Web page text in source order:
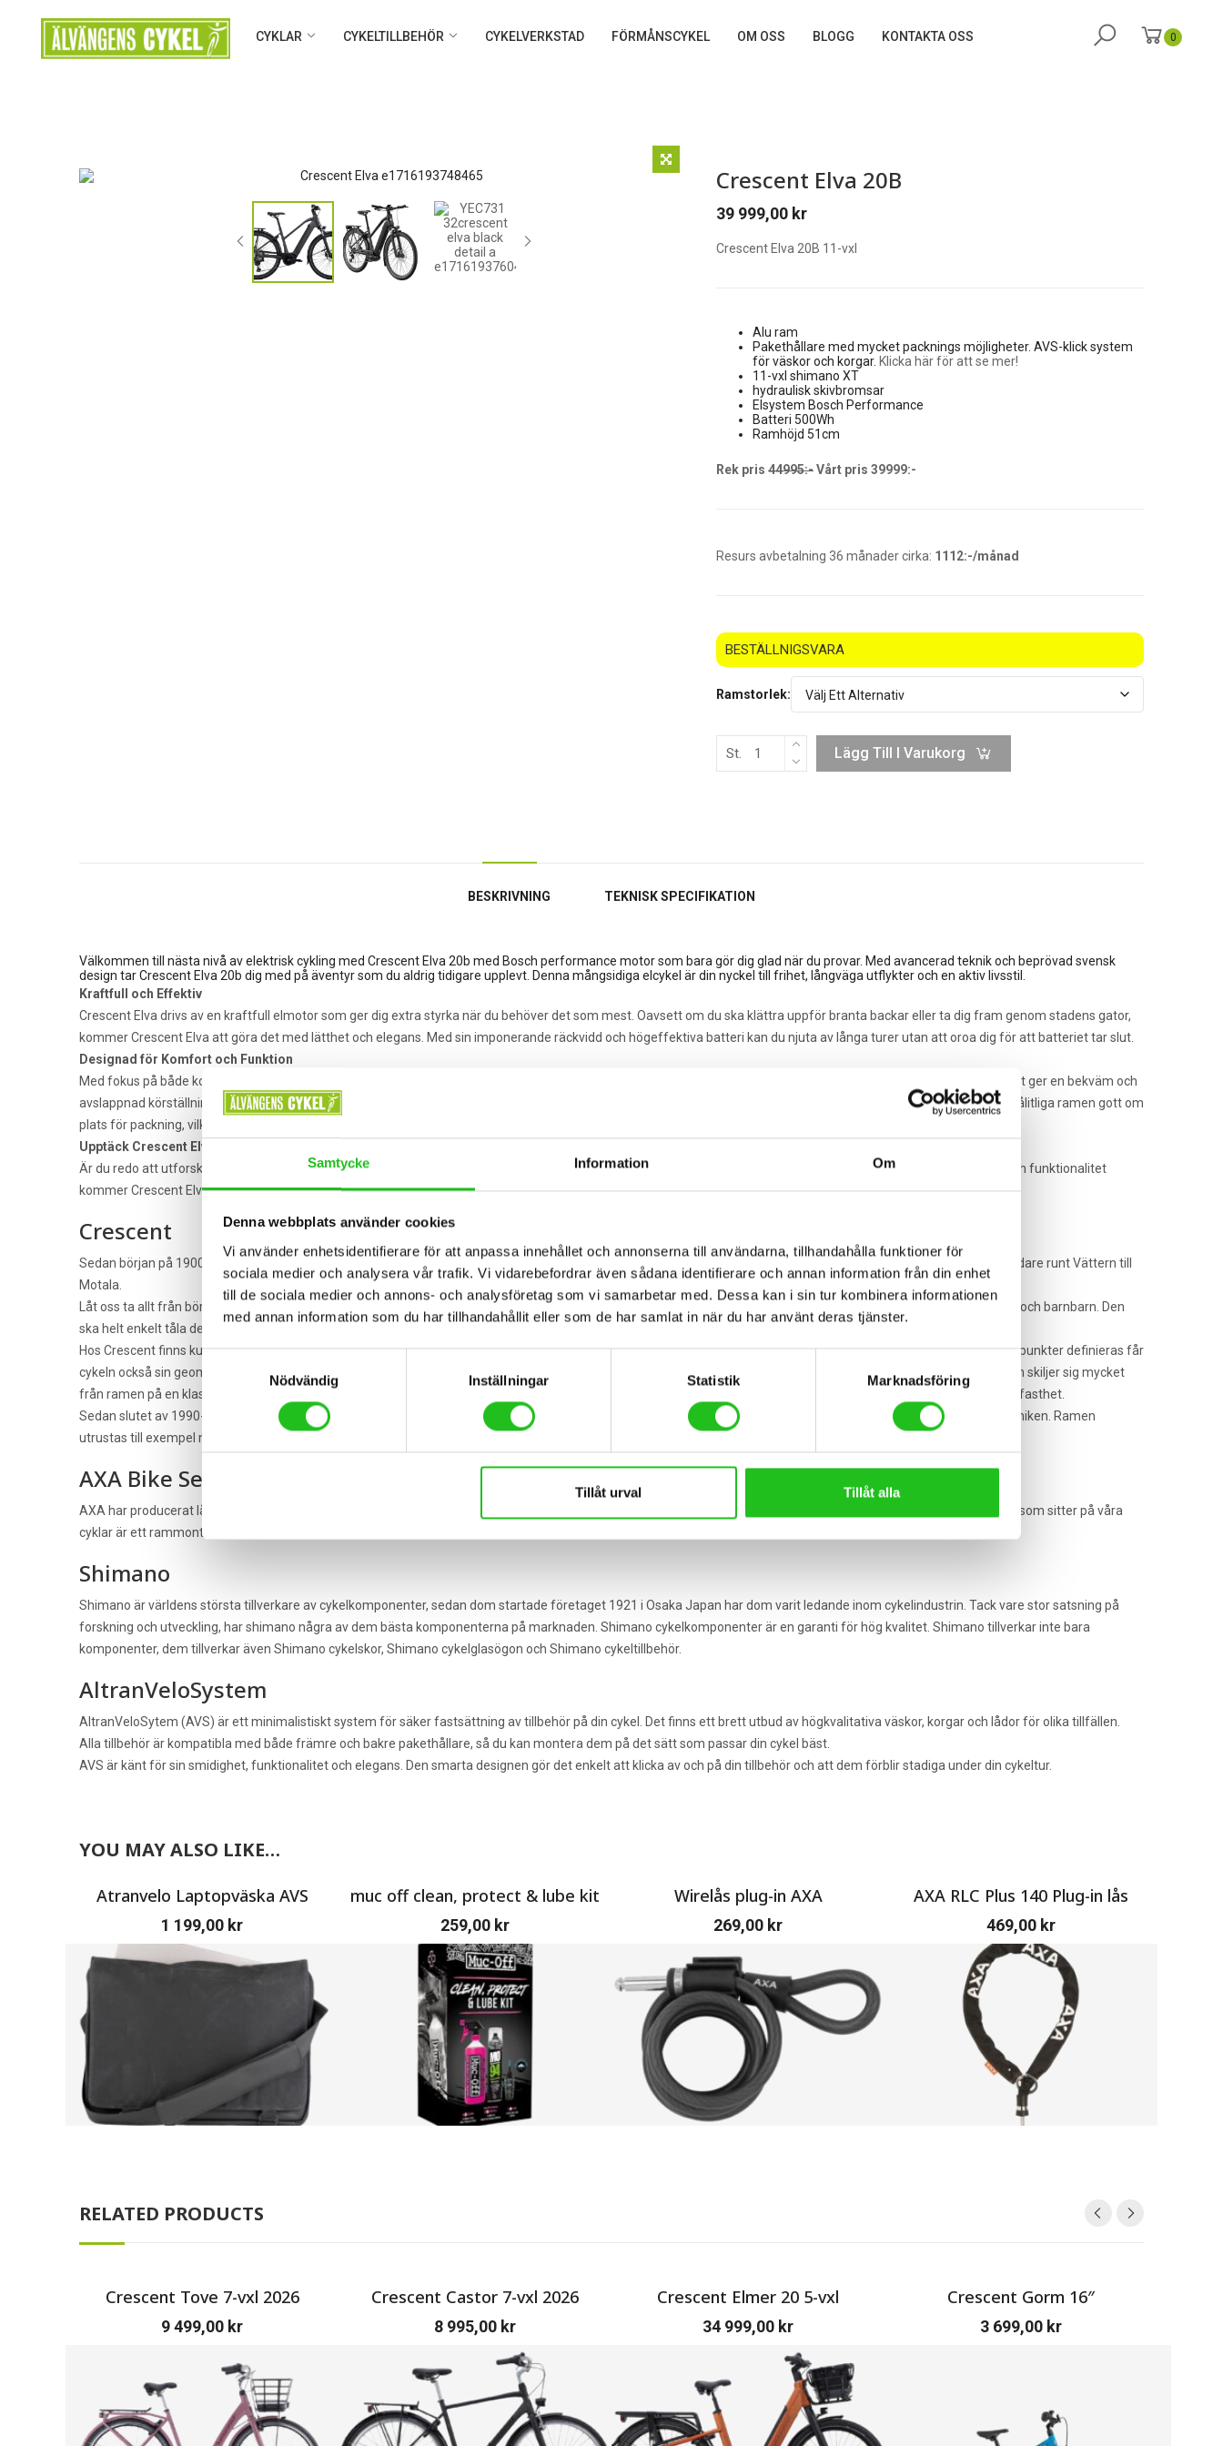
Samtycke Information Om
Denna webbplats använder cookies
Vi använder enhetsidentifierare för att anpassa innehållet och annonserna till användarna, tillhandahålla funktioner för
sociala medier och analysera vår trafik. Vi vidarebefordrar även sådana identifierare och annan information från din enhet
till de sociala medier och annons- och analysföretag som vi samarbetar med. Dessa kan i sin tur kombinera informationen
med annan information som du har tillhandahållit eller som de har samlat in när du har använt deras tjänster.
Samtyckesval
Nödvändig
Inställningar Statistik Marknadsföring
Tillåt urval Tillåt alla
CYKLAR CYKELTILLBEHÖR CYKELVERKSTAD FÖRMÅNSCYKEL OM OSS BLOGG KONTAKTA OSS 0
Crescent Elva 20B
39 999,00 kr
Crescent Elva 20B 11-vxl
Alu ram
Pakethållare med mycket packnings möjligheter. AVS-klick system
för väskor och korgar. Klicka här för att se mer!
11-vxl shimano XT
hydraulisk skivbromsar
Elsystem Bosch Performance
Batteri 500Wh
Ramhöjd 51cm
Rek pris 44995:-Vårt pris 39999:-
Resurs avbetalning 36 månader cirka: 1112:-/månad
BESTÄLLNIGSVARA
Ramstorlek:
St. Lägg Till I Varukorg
BESKRIVNING TEKNISK SPECIFIKATION
Välkommen till nästa nivå av elektrisk cykling med Crescent Elva 20b med Bosch performance motor som bara gör dig glad när du provar. Med avancerad teknik och beprövad svensk
design tar Crescent Elva 20b dig med på äventyr som du aldrig tidigare upplevt. Denna mångsidiga elcykel är din nyckel till frihet, långväga utflykter och en aktiv livsstil.
Kraftfull och Effektiv
Crescent Elva drivs av en kraftfull elmotor som ger dig extra styrka när du behöver det som mest. Oavsett om du ska klättra uppför branta backar eller ta dig fram genom stadens gator,
kommer Crescent Elva att göra det med lätthet och elegans. Med sin imponerande räckvidd och högeffektiva batteri kan du njuta av långa turer utan att oroa dig för att batteriet tar slut.
Designad för Komfort och Funktion
Med fokus på både komfort och funktion är Crescent Elva utformad för att göra varje cykeltur till en njutbar upplevelse. Den ergonomiska ramen och justerbara styret ger en bekväm och
avslappnad körställning, medan den integrerade belysningen och skärmsystemet gör att du kan cykla säkert i alla förhållanden. Dessutom erbjuder den stabila och pålitliga ramen gott om
plats för packning, vilket gör den perfekt för långa äventyr eller dagliga pendlingsresor.
Upptäck Crescent Elva Idag
Är du redo att utforska nya platser och uppleva spännande äventyr? Då är Crescent Elva den perfekta följeslagaren för dig. Med sin kombination av kraft, komfort och funktionalitet
kommer Crescent Elva att ta din cykling till nya höjder. Upptäck Crescent Elva idag och låt dina äventyr börja!
Crescent
Sedan början på 1900-talet har Crescent tillverkat kvalitetscyklar för nordiska förhållande här på västkusten. Cyklar som tar dig från dagis till jobbet till affären och vidare runt Vättern till
Motala.
Låt oss ta allt från början. Ramen är cykelns stomme. Den ska hålla i tusentals mil och bära dig genom livets alla skeden. Helst ska den kunna rulla vidare till dina barn och barnbarn. Den
ska helt enkelt tåla det mesta. Och må bra i våra nordiska förhållanden med sol, regn, snö, slask, blask och saltade vägar. Därför utvecklar vi den i vår fabrik i Varberg.
Hos Crescent finns kunskap, tradition och ett erfaret team av konstruktörer som utvecklar ramar med perfekt vridstyvhet, vikt och funktion. När linjer, vinklar och fästpunkter definieras får
cykeln också sin geometriska sammansättning. Hur geometrin ser ut beror på vem som ska sitta på sadeln och hur cykeln ska användas. En tränings- och tävlingsram skiljer sig mycket
från ramen på en klassisk damcykel. Cyklarna testas och testas igen med hjälp av program och simulatorer. Det ger oss full kontroll över allt från luftmotstånd till hållfasthet.
Sedan slutet av 1990-talet ingår Crescent i en av världens största cykelkoncerner. Tack vare Cycleurope får vi tillgång till de senaste materialen och den vassaste tekniken. Ramen
utrustas till exempel med slittåliga växlar, bromssystem och andra komponenter från de bästa tillverkarna.
AXA Bike Security
AXA har producerat lås till cyklar i över 100 år och tillverkar lås av hög kvalitet för att hålla din cykel säker ifrån tjuvar. Det finns en mängd olika lås men det vanligaste som sitter på våra
cyklar är ett rammonterat lås med möjlighet till extra kätting eller vajerlås.
Shimano
Shimano är världens största tillverkare av cykelkomponenter, sedan dom startade företaget 1921 i Osaka Japan har dom varit ledande inom cykelindustrin. Tack vare stor satsning på
forskning och utveckling, har shimano några av dem bästa komponenterna på marknaden. Shimano cykelkomponenter är en garanti för hög kvalitet. Shimano tillverkar inte bara
komponenter, dem tillverkar även Shimano cykelskor, Shimano cykelglasögon och Shimano cykeltillbehör.
AltranVeloSystem
AltranVeloSytem (AVS) är ett minimalistiskt system för säker fastsättning av tillbehör på din cykel. Det finns ett brett utbud av högkvalitativa väskor, korgar och lådor för olika tillfällen.
Alla tillbehör är kompatibla med både främre och bakre pakethållare, så du kan montera dem på det sätt som passar din cykel bäst.
AVS är känt för sin smidighet, funktionalitet och elegans. Den smarta designen gör det enkelt att klicka av och på din tillbehör och att dem förblir stadiga under din cykeltur.
YOU MAY ALSO LIKE…
Atranvelo Laptopväska AVS
1 199,00 kr
muc off clean, protect & lube kit
259,00 kr
Wirelås plug-in AXA
269,00 kr
AXA RLC Plus 140 Plug-in lås
469,00 kr
RELATED PRODUCTS
Crescent Tove 7-vxl 2026
9 499,00 kr
Crescent Castor 7-vxl 2026
8 995,00 kr
Crescent Elmer 20 5-vxl
34 999,00 kr
Crescent Gorm 16″
3 699,00 kr